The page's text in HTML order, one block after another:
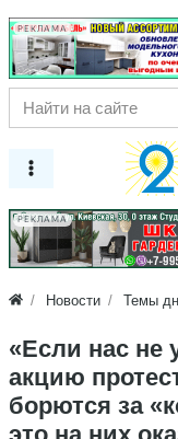
РЕКЛАМА
РЕКЛАМА
Новости Темы
«Если нас
акцию
борются за